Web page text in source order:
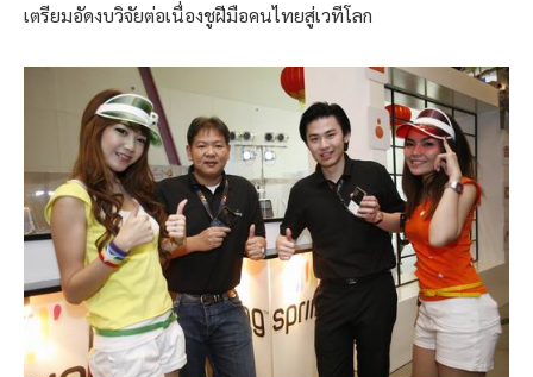
เตรียมอัดงบวิจัยต่อเนื่องชูฝีมือคนไทยสู่เวทีโลก